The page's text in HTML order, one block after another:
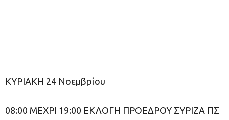
ΚΥΡΙΑΚΗ 24 Νοεμβρίου
08:00 ΜΕΧΡΙ 19:00 ΕΚΛΟΓΗ ΠΡΟΕΔΡΟΥ ΣΥΡΙΖΑ ΠΣ